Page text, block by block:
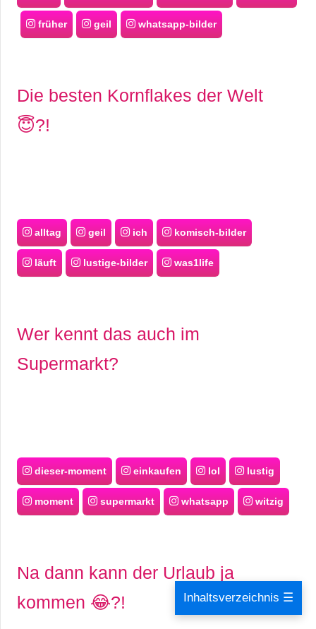
früher geil whatsapp-bilder
Die besten Kornflakes der Welt
😇?!
alltag geil ich komisch-bilder
läuft lustige-bilder was1life
Wer kennt das auch im
Supermarkt?
dieser-moment einkaufen lol lustig
moment supermarkt whatsapp witzig
Na dann kann der Urlaub ja
kommen 😂?!
Inhaltsverzeichnis ☰